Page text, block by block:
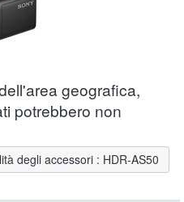
geografica,
potrebbero non
degli accessori : HDR-AS50